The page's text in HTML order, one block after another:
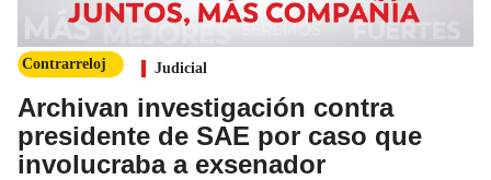
Contrarreloj Judicial
Archivan investigación contra
presidente de SAE por caso que
involucraba a exsenador